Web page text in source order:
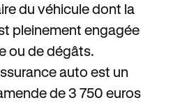
du véhicule dont la
pleinement engagée
ou de dégâts.
auto est un
de 3 750 euros